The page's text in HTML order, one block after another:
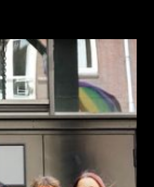
fotografie en
team die
niet uit
van wie je